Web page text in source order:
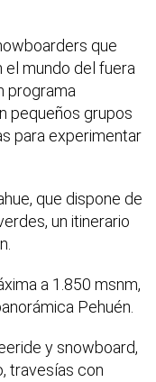
que
el mundo del fuera
programa
pequeños grupos
para experimentar
que dispone de
un itinerario
a 1.850 msnm,
Pehuén.
y snowboard,
travesías con